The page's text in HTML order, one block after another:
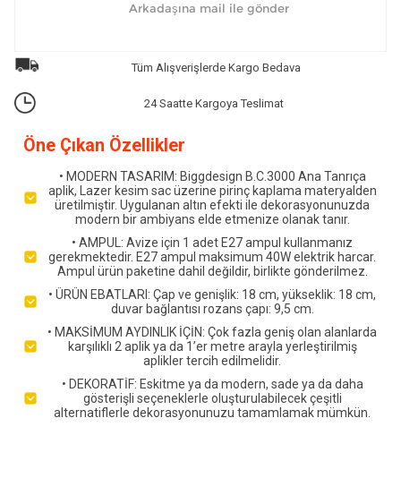
Tüm Alışverişlerde Kargo Bedava
24 Saatte Kargoya Teslimat
Öne Çıkan Özellikler
• MODERN TASARIM: Biggdesign B.C.3000 Ana Tanrıça
aplik, Lazer kesim sac üzerine pirinç kaplama materyalden
üretilmiştir. Uygulanan altın efekti ile dekorasyonunuzda
modern bir ambiyans elde etmenize olanak tanır.
• AMPUL: Avize için 1 adet E27 ampul kullanmanız
gerekmektedir. E27 ampul maksimum 40W elektrik harcar.
Ampul ürün paketine dahil değildir, birlikte gönderilmez.
• ÜRÜN EBATLARI: Çap ve genişlik: 18 cm, yükseklik: 18 cm,
duvar bağlantısı rozans çapı: 9,5 cm.
• MAKSİMUM AYDINLIK İÇİN: Çok fazla geniş olan alanlarda
karşılıklı 2 aplik ya da 1’er metre arayla yerleştirilmiş
aplikler tercih edilmelidir.
• DEKORATİF: Eskitme ya da modern, sade ya da daha
gösterişli seçeneklerle oluşturulabilecek çeşitli
alternatiflerle dekorasyonunuzu tamamlamak mümkün.